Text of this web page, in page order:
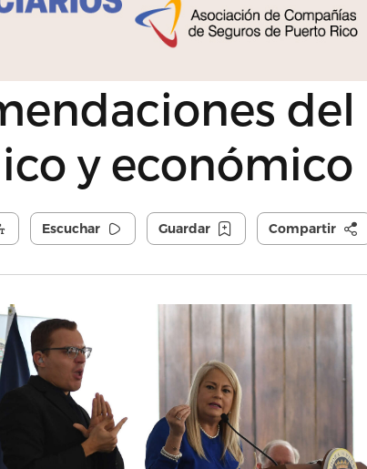
del
y económico
Escuchar Guardar Compartir